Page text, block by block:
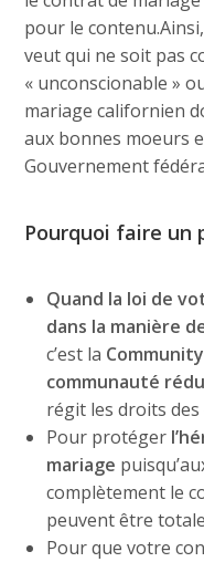
pour le
veut qui ne soit pas
« unconscionable »
mariage californien
aux bonnes moeurs
Gouvernement
Pourquoi faire un
Quand la loi de
dans la manière
c’est la
communauté
régit les droits des
Pour protéger
mariage
complètement le
peuvent être
Pour que votre